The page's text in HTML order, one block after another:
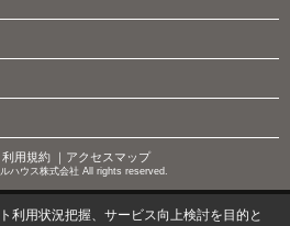
利用規約｜ アクセスマップ
ハウス株式会社 All rights reserved.
利用状況把握、サービス向上検討を目的と